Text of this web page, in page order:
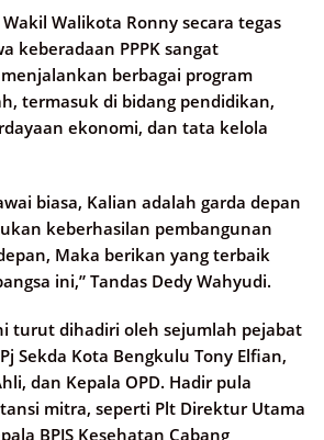
Walikota Ronny secara tegas
keberadaan PPPK sangat
berbagai program
termasuk di bidang pendidikan,
ekonomi, dan tata kelola
biasa, Kalian adalah garda depan
keberhasilan pembangunan
Maka berikan yang terbaik
ini,” Tandas Dedy Wahyudi.
turut dihadiri oleh sejumlah pejabat
Sekda Kota Bengkulu Tony Elfian,
dan Kepala OPD. Hadir pula
mitra, seperti Plt Direktur Utama
BPJS Kesehatan Cabang